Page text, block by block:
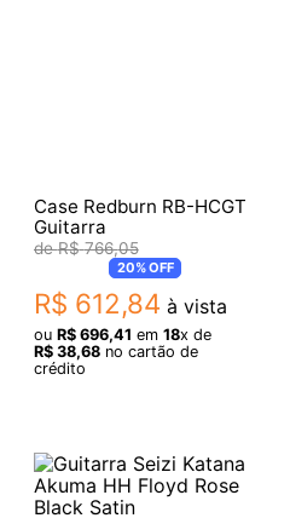
Case Redburn RB-HCGT
Guitarra
R$ 766,05
20%OFF
R$ 612,84 à vista
ou R$ 696,41 em 18x de
R$ 38,68no cartão de
crédito